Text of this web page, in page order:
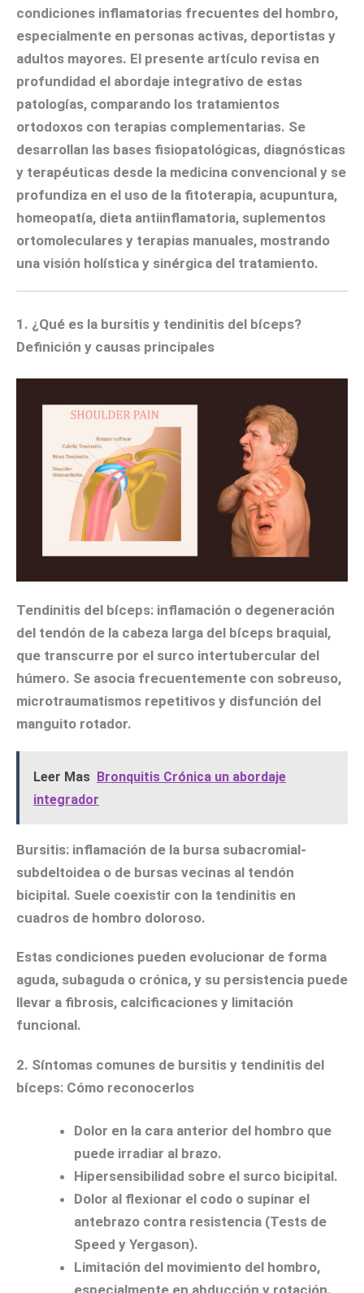
condiciones inflamatorias frecuentes del hombro,
especialmente en personas activas, deportistas y
adultos mayores. El presente artículo revisa en
profundidad el abordaje integrativo de estas
patologías, comparando los tratamientos
ortodoxos con terapias complementarias. Se
desarrollan las bases fisiopatológicas, diagnósticas
y terapéuticas desde la medicina convencional y se
profundiza en el uso de la fitoterapia, acupuntura,
homeopatía, dieta antiinflamatoria, suplementos
ortomoleculares y terapias manuales, mostrando
una visión holística y sinérgica del tratamiento.
1. ¿Qué es la bursitis y tendinitis del bíceps?
Definición y causas principales
Tendinitis del bíceps: inflamación o degeneración
del tendón de la cabeza larga del bíceps braquial,
que transcurre por el surco intertubercular del
húmero. Se asocia frecuentemente con sobreuso,
microtraumatismos repetitivos y disfunción del
manguito rotador.
Leer Mas Bronquitis Crónica un abordaje
integrador
Bursitis: inflamación de la bursa subacromial-
subdeltoidea o de bursas vecinas al tendón
bicipital. Suele coexistir con la tendinitis en
cuadros de hombro doloroso.
Estas condiciones pueden evolucionar de forma
aguda, subaguda o crónica, y su persistencia puede
llevar a fibrosis, calcificaciones y limitación
funcional.
2. Síntomas comunes de bursitis y tendinitis del
bíceps: Cómo reconocerlos
Dolor en la cara anterior del hombro que
puede irradiar al brazo.
Hipersensibilidad sobre el surco bicipital.
Dolor al flexionar el codo o supinar el
antebrazo contra resistencia (Tests de
Speed y Yergason).
Limitación del movimiento del hombro,